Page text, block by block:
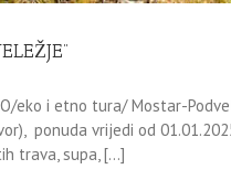
eko i etno tura/ Mostar-
ponuda vrijedi od
trava, supa, [...]